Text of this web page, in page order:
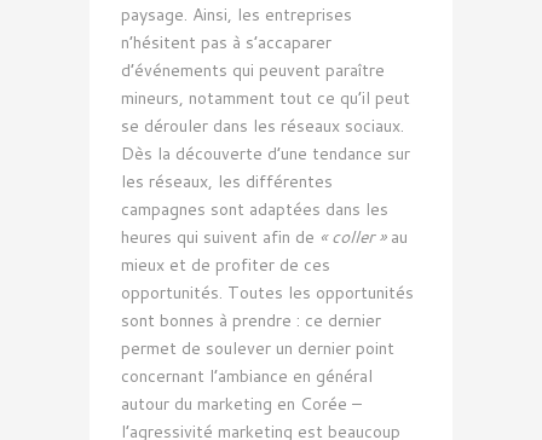
paysage. Ainsi, les entreprises
n’hésitent pas à s’accaparer
d’événements qui peuvent paraître
mineurs, notamment tout ce qu’il peut
se dérouler dans les réseaux sociaux.
Dès la découverte d’une tendance sur
les réseaux, les différentes
campagnes sont adaptées dans les
heures qui suivent afin de « coller »au
mieux et de profiter de ces
opportunités. Toutes les opportunités
sont bonnes à prendre : ce dernier
permet de soulever un dernier point
concernant l’ambiance en général
autour du marketing en Corée –
l’agressivité marketing est beaucoup